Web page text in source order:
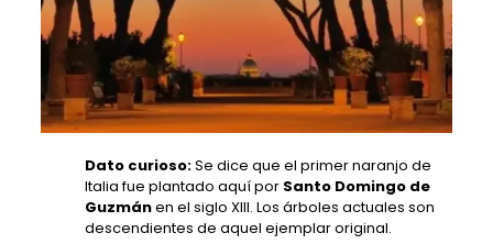
Dato curioso:Se dice que el primer naranjo de
Italia fue plantado aquí por Santo Domingo de
Guzmánen el siglo XIII. Los árboles actuales son
descendientes de aquel ejemplar original.